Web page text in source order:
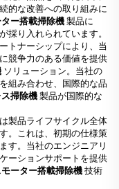
的な改善への取り組みに
ー搭載掃除機製品に
採り入れられています。
トナーシップにより、当
競争力のある価値を提供
ソリューション。当社の
組み合わせ、国際的な品
掃除機製品が国際的な
製品ライフサイクル全体
。これは、初期の仕様策
す。当社のエンジニアリ
ーションサポートを提供
ーター搭載掃除機技術